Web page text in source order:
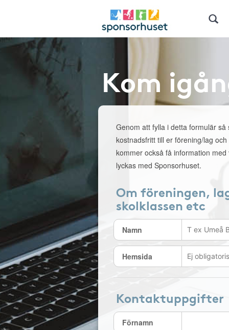
Kom
Genom att fylla i detta formulär så
kostnadsfritt till er förening/lag
kommer också få information
lyckas med Sponsorhuset.
Om föreningen,
skolklassen etc
Namn
Hemsida
Kontaktuppgifter
Förnamn